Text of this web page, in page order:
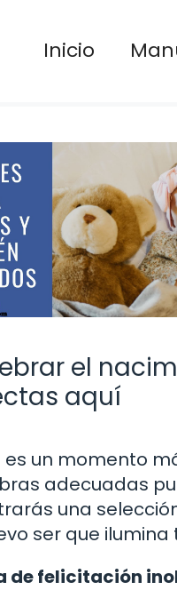
Inicio
el
aquí
un momento
adecuadas
una
ser que ilumina
de felicitación